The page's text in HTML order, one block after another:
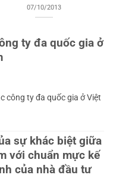
07/10/2013
ty đa quốc gia ở
công ty đa quốc gia ở Việt
sự khác biệt giữa
với chuẩn mực kế
của nhà đầu tư